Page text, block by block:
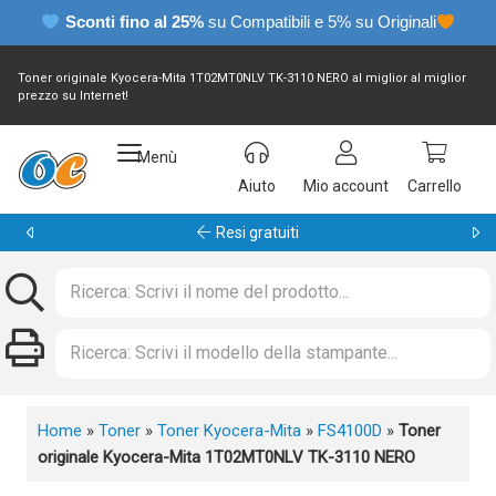
Sconti fino al 25% su Compatibili e 5% su Originali
Toner originale Kyocera-Mita 1T02MT0NLV TK-3110 NERO al miglior al miglior
prezzo su Internet!
Menù
Aiuto
Mio account Carrello
Garanzia 24 mesi
Home » Toner » Toner Kyocera-Mita » FS4100D » Toner
originale Kyocera-Mita 1T02MT0NLV TK-3110 NERO